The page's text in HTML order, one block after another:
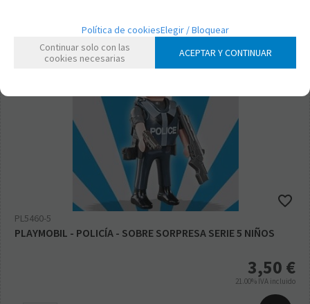
PL5460-5
PLAYMOBIL - POLICÍA - SOBRE SORPRESA SERIE 5 NIÑOS
3,50 €
21.00% IVA incluido
Política de cookiesElegir / Bloquear
Continuar solo con las
cookies necesarias
ACEPTAR Y CONTINUAR